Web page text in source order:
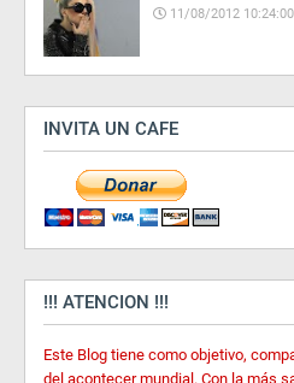
11/08/2012
INVITA UN CAFE
!!! ATENCION !!!
Este Blog tiene como objetivo,
del acontecer mundial. Con la más